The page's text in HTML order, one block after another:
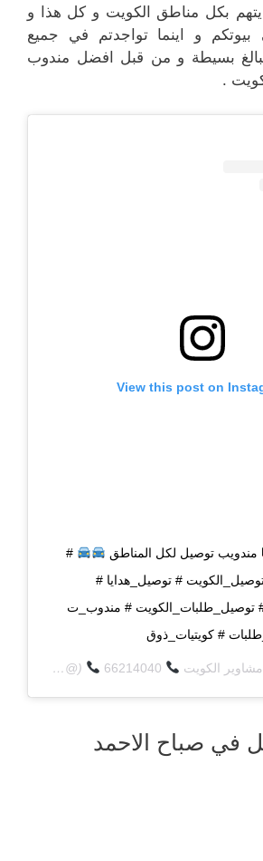
بكل مناطق الكويت و كل هذا و
بيوتكم و اينما تواجدتم في جميع
بسيطة و من قبل افضل مندوب
.
View this post on
مندويب توصيل لكل المناطق
#
# توصيل_هدايا #
توصيل_طلبات_الكويت # مندوب_ت
# كويتيات_ذوق
مشاوير الكويت (@q8deliverycom) on
في صباح الاحمد